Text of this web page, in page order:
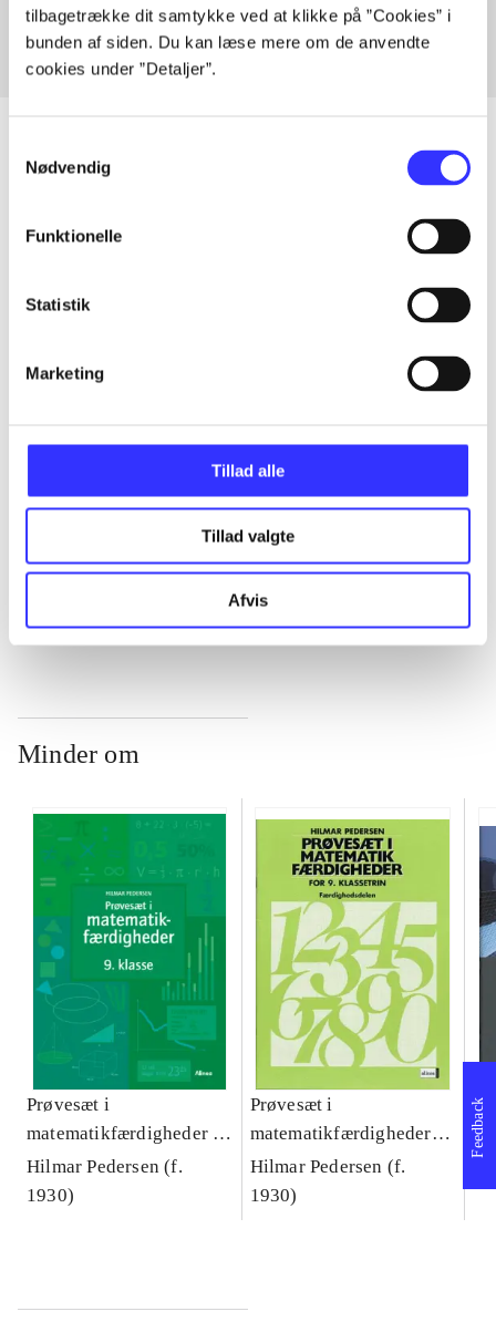
tilbagetrække dit samtykke ved at klikke på ”Cookies” i
bunden af siden. Du kan læse mere om de anvendte
cookies under ”Detaljer”.
Nødvendig
Funktionelle
Statistik
Marketing
Tillad alle
Tillad valgte
Afvis
Alle registrerede artikler fordelt på udgivelser
...
...
...
...
Minder om
Prøvesæt i
matematikfærdigheder -
9. klasse
Hilmar Pedersen (f.
1930)
Prøvesæt i
matematikfærdigheder
for 9. klassetrin :
færdighedsdelen
Hilmar Pedersen (f.
1930)
Feedback